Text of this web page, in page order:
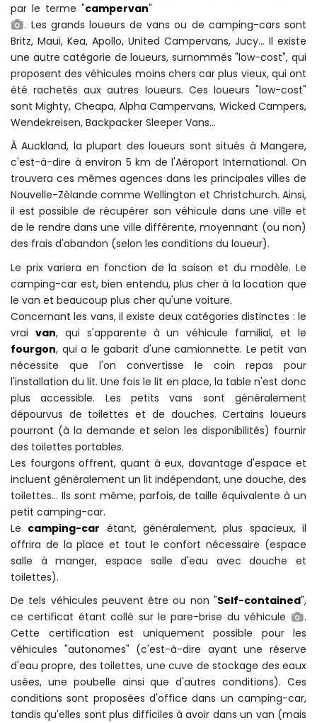
par le terme "campervan"
. Les grands loueurs de vans ou de camping-cars sont
Britz, Maui, Kea, Apollo, United Campervans, Jucy... Il existe
une autre catégorie de loueurs, surnommés "low-cost", qui
proposent des véhicules moins chers car plus vieux, qui ont
été rachetés aux autres loueurs. Ces loueurs "low-cost"
sont Mighty, Cheapa, Alpha Campervans, Wicked Campers,
Wendekreisen, Backpacker Sleeper Vans...
À Auckland, la plupart des loueurs sont situés à Mangere,
c'est-à-dire à environ 5 km de l'Aéroport International. On
trouvera ces mêmes agences dans les principales villes de
Nouvelle-Zélande comme Wellington et Christchurch. Ainsi,
il est possible de récupérer son véhicule dans une ville et
de le rendre dans une ville différente, moyennant (ou non)
des frais d'abandon (selon les conditions du loueur).
Le prix variera en fonction de la saison et du modèle. Le
camping-car est, bien entendu, plus cher à la location que
le van et beaucoup plus cher qu'une voiture.
Concernant les vans, il existe deux catégories distinctes : le
vrai van, qui s'apparente à un véhicule familial, et le
fourgon, qui a le gabarit d'une camionnette. Le petit van
nécessite que l'on convertisse le coin repas pour
l'installation du lit. Une fois le lit en place, la table n'est donc
plus accessible. Les petits vans sont généralement
dépourvus de toilettes et de douches. Certains loueurs
pourront (à la demande et selon les disponibilités) fournir
des toilettes portables.
Les fourgons offrent, quant à eux, davantage d'espace et
incluent généralement un lit indépendant, une douche, des
toilettes... Ils sont même, parfois, de taille équivalente à un
petit camping-car.
Le camping-car étant, généralement, plus spacieux, il
offrira de la place et tout le confort nécessaire (espace
salle à manger, espace salle d'eau avec douche et
toilettes).
De tels véhicules peuvent être ou non "Self-contained",
ce certificat étant collé sur le pare-brise du véhicule
.
Cette certification est uniquement possible pour les
véhicules "autonomes" (c'est-à-dire ayant une réserve
d'eau propre, des toilettes, une cuve de stockage des eaux
usées, une poubelle ainsi que d'autres conditions). Ces
conditions sont proposées d'office dans un camping-car,
tandis qu'elles sont plus difficiles à avoir dans un van (mais